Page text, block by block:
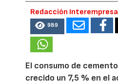
Redacción
989
El consumo de
crecido un 7,5 % en el